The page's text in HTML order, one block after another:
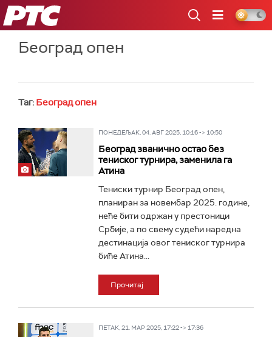
РТС
Београд опен
Таг: Београд опен
ПОНЕДЕЉАК, 04. АВГ 2025, 10:16 -> 10:50
Београд званично остао без
тениског турнира, заменила га
Атина
Тениски турнир Београд опен,
планиран за новембар 2025. године,
неће бити одржан у престоници
Србије, а по свему судећи наредна
дестинација овог тениског турнира
биће Атина...
Прочитај
ПЕТАК, 21. МАР 2025, 17:22 -> 17:36